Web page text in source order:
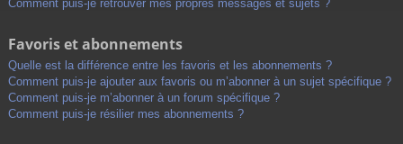
Comment puis-je retrouver mes propres messages et sujets ?
Favoris et abonnements
Quelle est la différence entre les favoris et les abonnements ?
Comment puis-je ajouter aux favoris ou m’abonner à un sujet spécifique ?
Comment puis-je m’abonner à un forum spécifique ?
Comment puis-je résilier mes abonnements ?